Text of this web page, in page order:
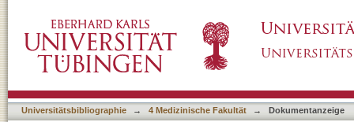
angle: classification and strategy
Universitätsbibliographie → 4 Medizinische Fakultät → Dokumentanzeige